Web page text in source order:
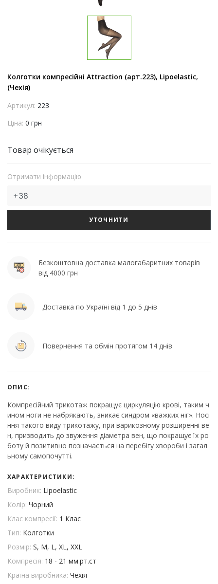
Колготки компресійні Attraction (арт.223), Lipoelastic,
(Чехія)
Артикул: 223
Ціна: 0 грн
Товар очікується
Отримати інформацію
УТОЧНИТИ
Безкоштовна доставка малогабаритних товарів
від 4000 грн
Доставка по Україні від 1 до 5 днів
Повернення та обмін протягом 14 днів
ОПИС:
Компресійний трикотаж покращує циркуляцію крові, таким ч
ином ноги не набрякають, зникає синдром «важких ніг». Носі
ння такого виду трикотажу, при варикозному розширенні ве
н, призводить до звуження діаметра вен, що покращує їх ро
боту й позитивно позначається на перебігу хвороби і загал
ьному самопочутті.
ХАРАКТЕРИСТИКИ:
Виробник: Lipoelastic
Колір: Чорний
Клас компресії: 1 Клас
Тип: Колготки
Розмір: S, M, L, XL, XXL
Компресія: 18 - 21 мм.рт.ст
Країна виробника: Чехія